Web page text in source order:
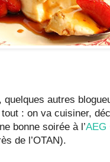
autres
: on va cuisiner,
bonne soirée à l’AEG
de l’OTAN).